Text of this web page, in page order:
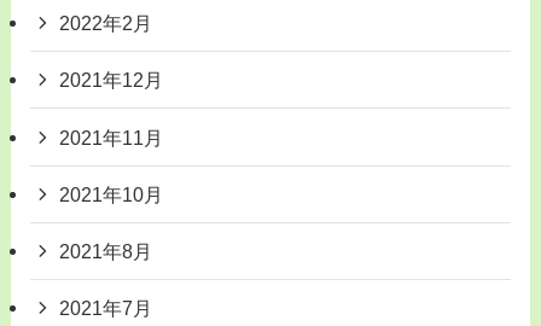
2022年2月
2021年12月
2021年11月
2021年10月
2021年8月
2021年7月